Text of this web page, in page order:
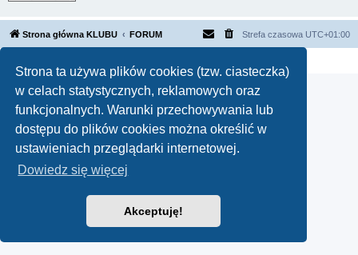
Strona ta używa plików cookies (tzw. ciasteczka)
w celach statystycznych, reklamowych oraz
funkcjonalnych. Warunki przechowywania lub
dostępu do plików cookies można określić w
ustawieniach przeglądarki internetowej.
Dowiedz się więcej
Akceptuję!
Strona główna KLUBU FORUM Strefa czasowa UTC+01:00
Polski pakiet językowy dostarcza
phpBB.pl